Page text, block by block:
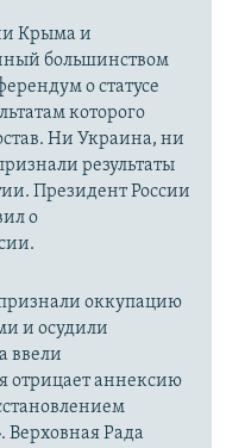
Крыма и
большинством
о статусе
которого
Ни Украина, ни
результаты
Президент России
о
оккупацию
и осудили
ввели
отрицает аннексию
Верховная Рада